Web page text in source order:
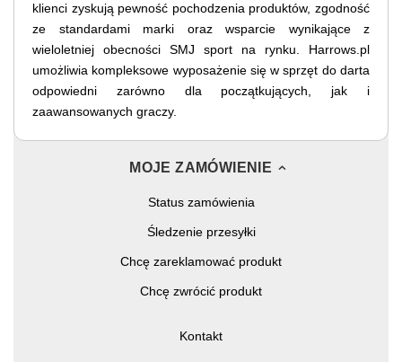
klienci zyskują pewność pochodzenia produktów, zgodność
ze standardami marki oraz wsparcie wynikające z
wieloletniej obecności SMJ sport na rynku. Harrows.pl
umożliwia kompleksowe wyposażenie się w sprzęt do darta
odpowiedni zarówno dla początkujących, jak i
zaawansowanych graczy.
MOJE ZAMÓWIENIE
Status zamówienia
Śledzenie przesyłki
Chcę zareklamować produkt
Chcę zwrócić produkt
Kontakt